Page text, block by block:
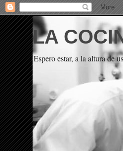
LA
Espero estar, a la altura de